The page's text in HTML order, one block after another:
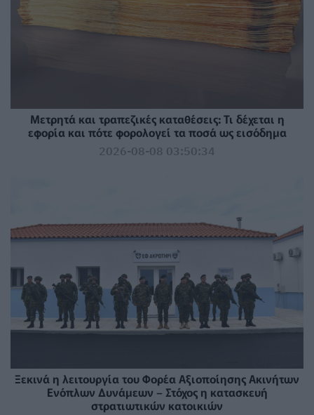
Μετρητά και τραπεζικές καταθέσεις: Τι δέχεται η
εφορία και πότε φορολογεί τα ποσά ως εισόδημα
2026-08-08 03:50:34
Ξεκινά η λειτουργία του Φορέα Αξιοποίησης Ακινήτων
Ενόπλων Δυνάμεων – Στόχος η κατασκευή
στρατιωτικών κατοικιών